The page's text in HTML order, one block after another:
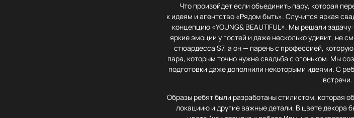
Что произойдет если объединить пару, которая
к идеям и агентство «Рядом быть». Случится яркая
концепцию «YOUNG& BEAUTIFUL». Мы решали
яркие эмоции у гостей и даже несколько удивит, не
стюардесса S7, а он — парень с профессией,
пара, которым точно нужна свадьба с огоньком. Мы
подготовки даже дополнили некоторыми идеями. С
встречи.
Образы ребят были разработаны стилистом, которая
локациию и другие важные детали. В цвете декора